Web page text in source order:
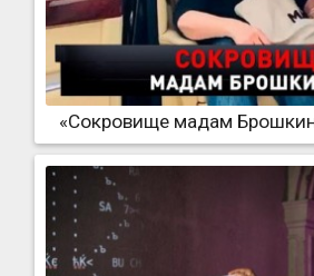
«Сокровище мадам